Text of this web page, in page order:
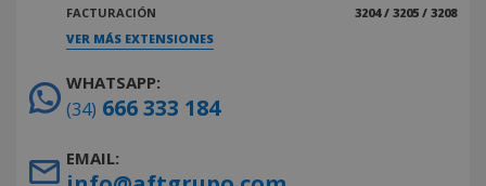
FACTURACIÓN
3204 / 3205 / 3208
VER MÁS EXTENSIONES
WHATSAPP:
(34) 666 333 184
EMAIL: